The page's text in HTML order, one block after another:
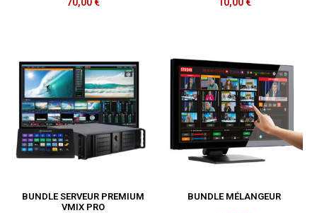
BUNDLE SERVEUR PREMIUM
VMIX PRO
BUNDLE MÉLANGEUR